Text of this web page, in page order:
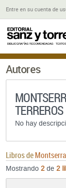
Entre en su cuenta de
Autores
TERREROS
No hay
Libros de
Mostrando 2 de 2